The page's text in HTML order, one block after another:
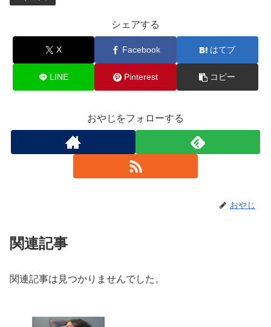
シェアする
X Facebook はてブ
LINE Pinterest コピー
おやじをフォローする
おやじ
関連記事
関連記事は見つかりませんでした。